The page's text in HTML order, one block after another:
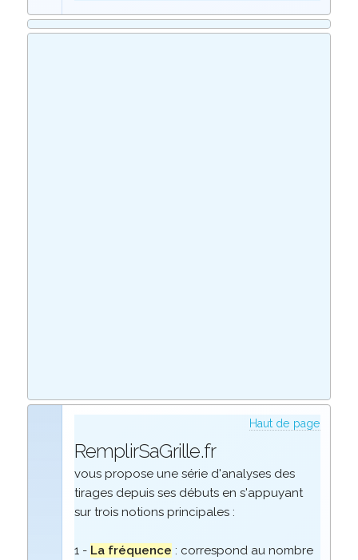
Haut de page
RemplirSaGrille.fr
vous propose une série d'analyses des
tirages depuis ses débuts en s'appuyant
sur trois notions principales :
1 - La fréquence : correspond au nombre